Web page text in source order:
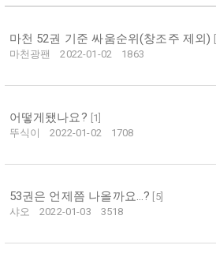
마천 52권 기준 싸움순위(창조주 제외)
마천광팬
2022-01-02 1863
어떻게됐나요? 1
뚜식이
2022-01-02 1708
53권은 언제쯤 나올까요…? 5]
샤오
2022-01-03 3518